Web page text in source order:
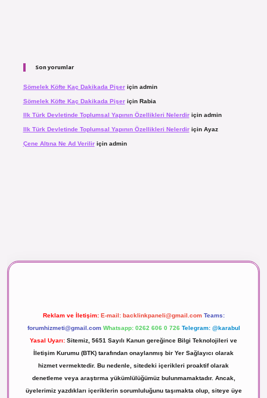
Son yorumlar
Sömelek Köfte Kaç Dakikada Pişeriçin admin
Sömelek Köfte Kaç Dakikada Pişeriçin Rabia
Ilk Türk Devletinde Toplumsal Yapının Özellikleri Nelerdiriçin admin
Ilk Türk Devletinde Toplumsal Yapının Özellikleri Nelerdiriçin Ayaz
Çene Altına Ne Ad Veriliriçin admin
Reklam ve İletişim: E-mail: backlinkpaneli@gmail.com Teams:
forumhizmeti@gmail.com Whatsapp: 0262 606 0 726 Telegram: @karabul
Yasal Uyarı: Sitemiz, 5651 Sayılı Kanun gereğince Bilgi Teknolojileri ve
İletişim Kurumu (BTK) tarafından onaylanmış bir Yer Sağlayıcı olarak
hizmet vermektedir. Bu nedenle, sitedeki içerikleri proaktif olarak
denetleme veya araştırma yükümlülüğümüz bulunmamaktadır. Ancak,
üyelerimiz yazdıkları içeriklerin sorumluluğunu taşımakta olup, siteye üye